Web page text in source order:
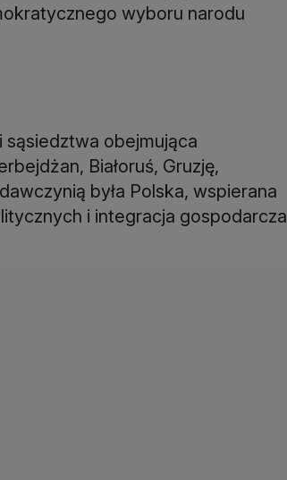
wyboru narodu
obejmująca
Białoruś, Gruzję,
była Polska, wspierana
i integracja gospodarcza